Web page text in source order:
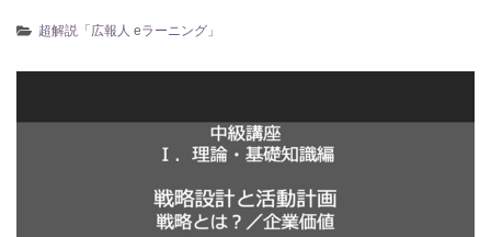
超解説「広報人 eラーニング」